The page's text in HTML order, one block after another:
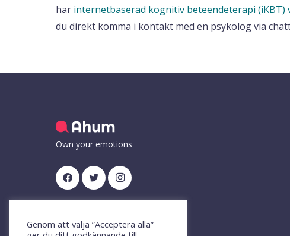
har internetbaserad kognitiv beteendeterapi
du direkt komma i kontakt med en psykolog via
Own your emotions
Genom att välja ”Acceptera alla”